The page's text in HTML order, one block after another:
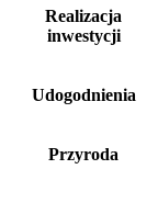
Realizacja
inwestycji
Udogodnienia
Przyroda